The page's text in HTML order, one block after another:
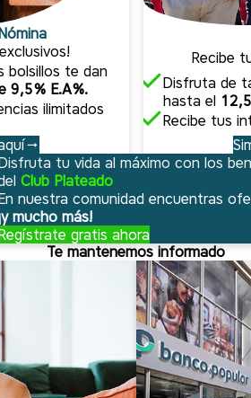
bolsillos te dan
9,5% E.A%.
ilimitados
Recibe
Disfruta de
hasta el
Recibe tus
tu vida al máximo con los
Club Plateado
nuestra comunidad encuentras
mucho más!
gratis ahora
Te mantenemos informado